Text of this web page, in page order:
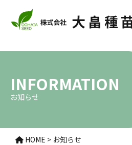
INFORMATION
お知らせ
HOME > お知らせ